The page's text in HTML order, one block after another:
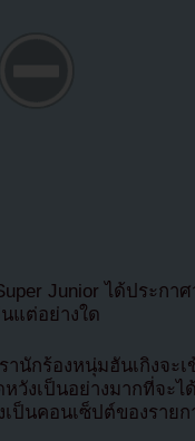
Junior ได้ประกา
แต่อย่างใด
นักร้องหนุ่มฮันเกิงจะ
วังเป็นอย่างมากที่จะ
นคอนเซ็ปต์ของรายก